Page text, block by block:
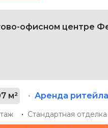
офисном центре
м² Аренда
Стандартная отделка